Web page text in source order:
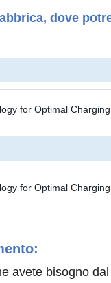
dove
avete bisogno